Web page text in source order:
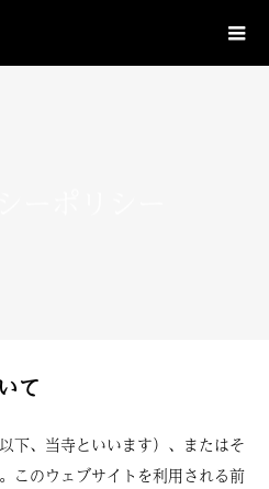
て
下、当寺といいます）、またはそ
このウェブサイトを利用される前